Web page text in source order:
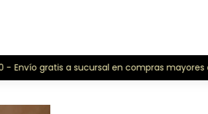
Envío gratis a sucursal en compras mayores a